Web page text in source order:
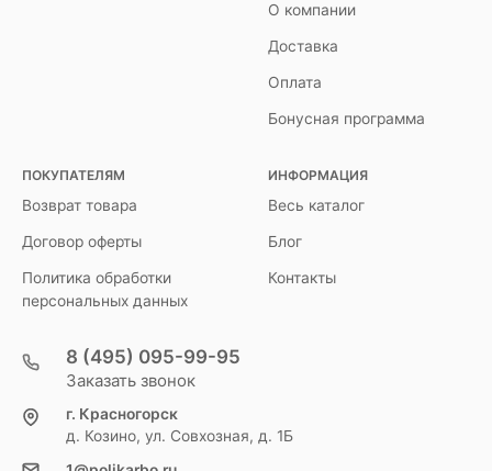
О компании
Доставка
Оплата
Бонусная программа
ПОКУПАТЕЛЯМ
Возврат товара
Договор оферты
Политика обработки
персональных данных
ИНФОРМАЦИЯ
Весь каталог
Блог
Контакты
8 (495) 095-99-95
Заказать звонок
г. Красногорск
д. Козино, ул. Совхозная, д. 1Б